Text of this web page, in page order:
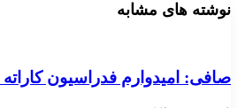
نوشته های مشابه
صافی: امیدوارم فدراسیون